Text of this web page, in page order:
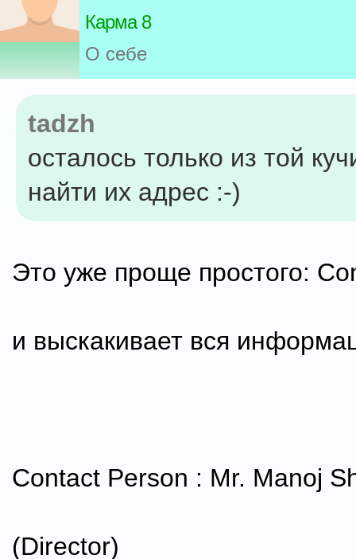
Карма 8
О себе
tadzh
осталось только из той
найти их адрес :-)
Это уже проще простого:
и выскакивает вся
Contact Person : Mr. Manoj
(Director)